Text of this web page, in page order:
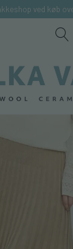
ved køb